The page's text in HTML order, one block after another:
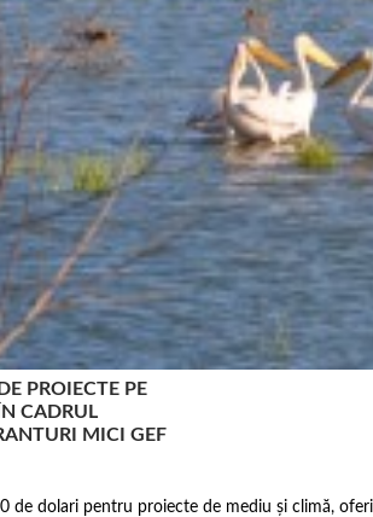
PROIECTE PE
CADRUL
MICI GEF
de dolari pentru proiecte de mediu și climă,